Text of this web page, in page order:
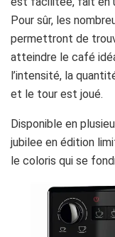
Pour sûr, les
permettront de
atteindre le café
l’intensité, la
et le tour est joué.
Disponible en
jubilee en édition
le coloris qui se